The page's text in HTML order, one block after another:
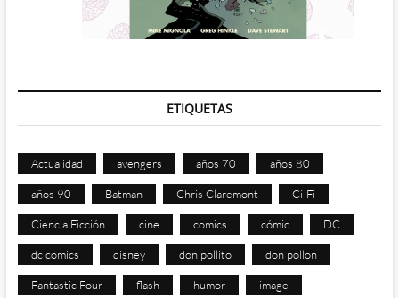
ETIQUETAS
Actualidad avengers años 70 años 80
años 90 Batman Chris Claremont Ci-Fi
Ciencia Ficción cine comics cómic DC
dc comics disney don pollito don pollon
Fantastic Four flash humor image